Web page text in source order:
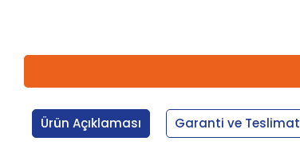
Ürün Açıklaması Garanti ve Teslimat